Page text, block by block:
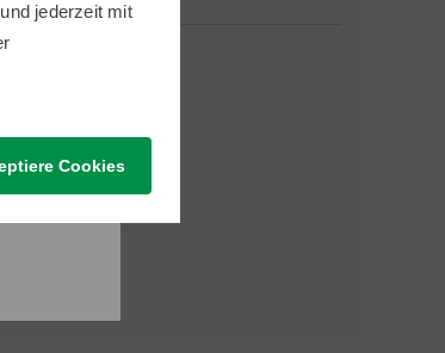
jederzeit mit
Cookies